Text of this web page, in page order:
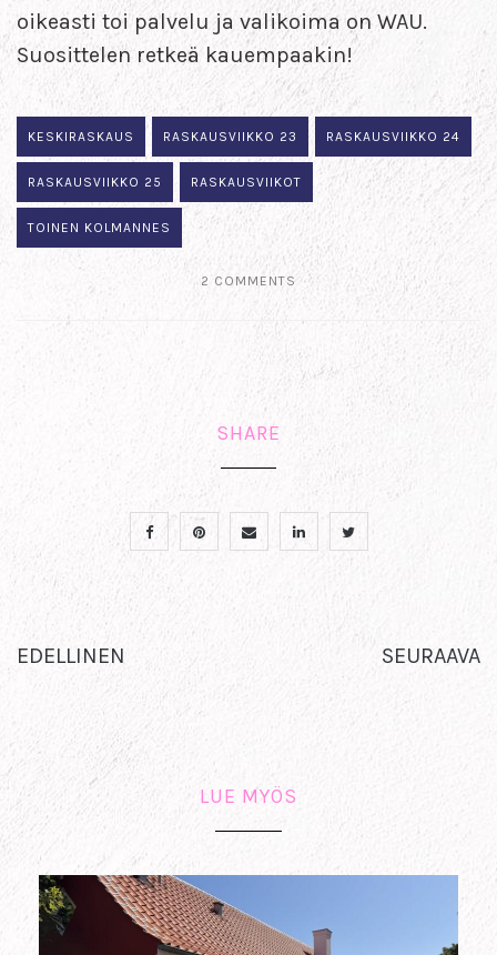
oikeasti toi palvelu ja valikoima on WAU.
Suosittelen retkeä kauempaakin!
KESKIRASKAUS RASKAUSVIIKKO 23 RASKAUSVIIKKO 24
RASKAUSVIIKKO 25 RASKAUSVIIKOT
TOINEN KOLMANNES
2 COMMENTS
SHARE
EDELLINEN SEURAAVA
LUE MYÖS